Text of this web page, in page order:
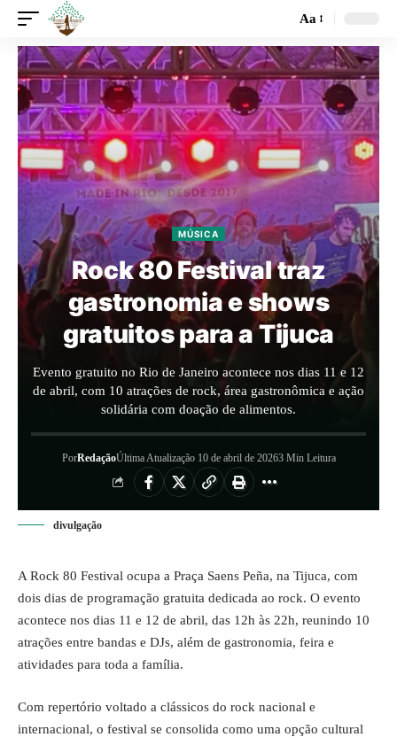
Aa
MÚSICA
Rock 80 Festival traz
gastronomia e shows
gratuitos para a Tijuca
Evento gratuito no Rio de Janeiro acontece nos dias 11 e 12
de abril, com 10 atrações de rock, área gastronômica e ação
solidária com doação de alimentos.
PorRedaçãoÚltima Atualização 10 de abril de 20263 Min Leitura
divulgação
A Rock 80 Festival ocupa a Praça Saens Peña, na Tijuca, com
dois dias de programação gratuita dedicada ao rock. O evento
acontece nos dias 11 e 12 de abril, das 12h às 22h, reunindo 10
atrações entre bandas e DJs, além de gastronomia, feira e
atividades para toda a família.
Com repertório voltado a clássicos do rock nacional e
internacional, o festival se consolida como uma opção cultural